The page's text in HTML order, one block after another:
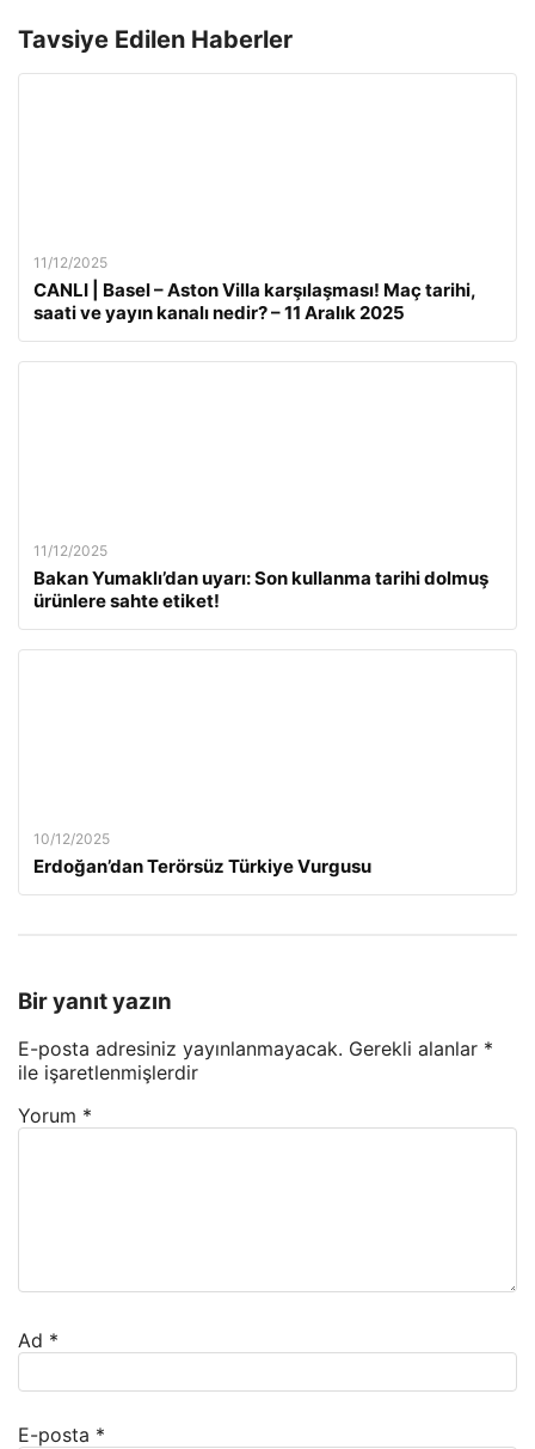
Tavsiye Edilen Haberler
11/12/2025
CANLI | Basel – Aston Villa karşılaşması! Maç tarihi,
saati ve yayın kanalı nedir? – 11 Aralık 2025
11/12/2025
Bakan Yumaklı’dan uyarı: Son kullanma tarihi dolmuş
ürünlere sahte etiket!
10/12/2025
Erdoğan’dan Terörsüz Türkiye Vurgusu
Bir yanıt yazın
E-posta adresiniz yayınlanmayacak. Gerekli alanlar *
ile işaretlenmişlerdir
Yorum *
Ad *
E-posta *